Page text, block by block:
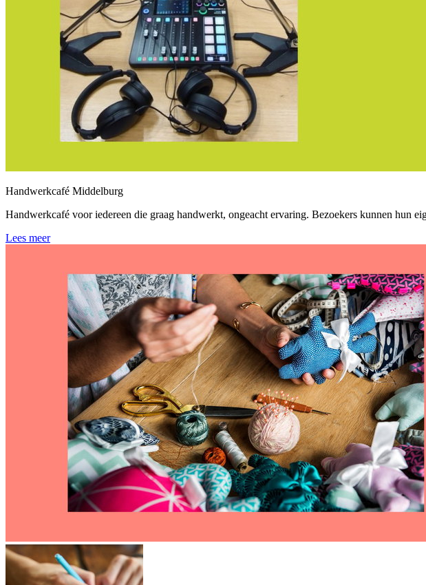
Handwerkcafé Middelburg
Handwerkcafé voor iedereen die graag handwerkt, ongeacht ervaring. Bezoekers kunnen hun
Lees meer